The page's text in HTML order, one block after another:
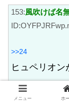
153:風吹けば名
>>24
ヒュペリオン
メニュー ホ